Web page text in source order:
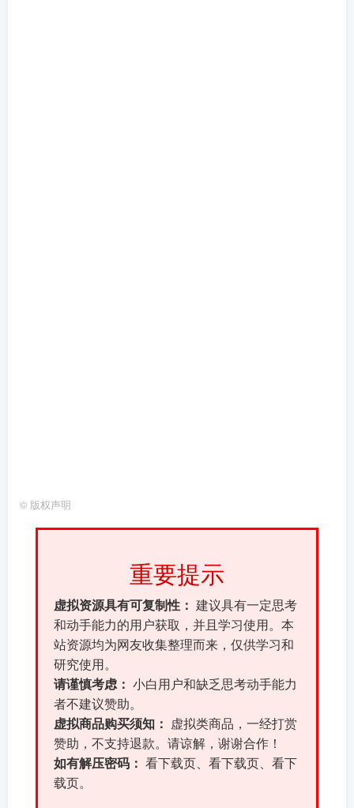
© 版权声明
重要提示
虚拟资源具有可复制性： 建议具有一定思考
和动手能力的用户获取，并且学习使用。本
站资源均为网友收集整理而来，仅供学习和
研究使用。
请谨慎考虑： 小白用户和缺乏思考动手能力
者不建议赞助。
虚拟商品购买须知：
虚拟类商品，一经打赏
赞助，不支持退款。请谅解，谢谢合作！
如有解压密码： 看下载页、看下载页、看下
载页。